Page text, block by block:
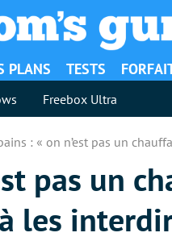
PLANS TESTS
Freebox Ultra
: « on n’est pas un
pas un
les